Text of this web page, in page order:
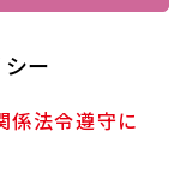
ー
係法令遵守に